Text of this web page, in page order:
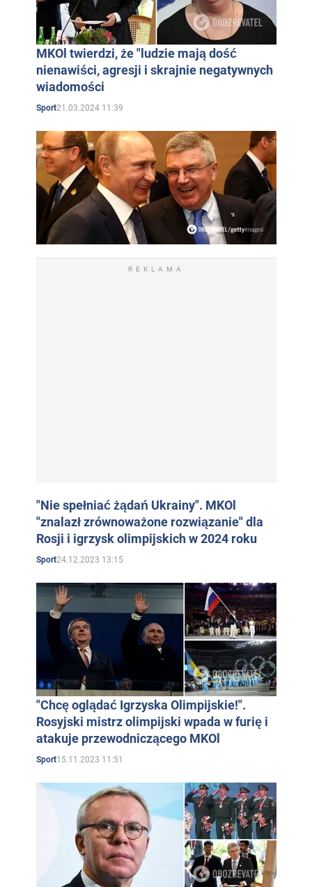
MKOl twierdzi, że "ludzie mają dość
nienawiści, agresji i skrajnie negatywnych
wiadomości
Sport21.03.2024 11:39
REKLAMA
"Nie spełniać żądań Ukrainy". MKOl
"znalazł zrównoważone rozwiązanie" dla
Rosji i igrzysk olimpijskich w 2024 roku
Sport24.12.2023 13:15
"Chcę oglądać Igrzyska Olimpijskie!".
Rosyjski mistrz olimpijski wpada w furię i
atakuje przewodniczącego MKOl
Sport15.11.2023 11:51